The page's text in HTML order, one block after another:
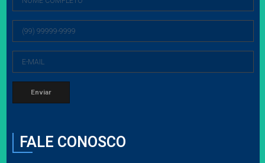
FALE CONOSCO